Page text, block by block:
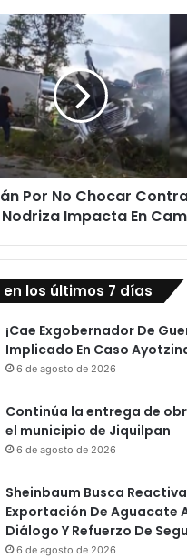
Por No Chocar
Impacta En
los últimos 7 días
¡Cae Exgobernador De
Implicado En Caso
6 de agosto de 2026
Continúa la entrega de
el municipio de Jiquilpan
6 de agosto de 2026
Sheinbaum Busca
Exportación De Aguacate A
Diálogo Y Refuerzo De
6 de agosto de 2026